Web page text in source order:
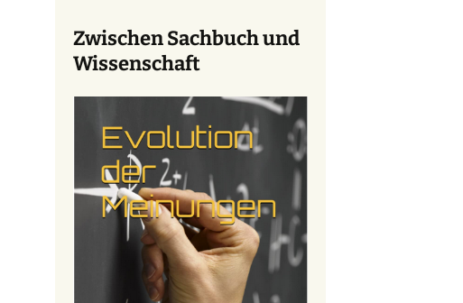
Zwischen Sachbuch und
Wissenschaft